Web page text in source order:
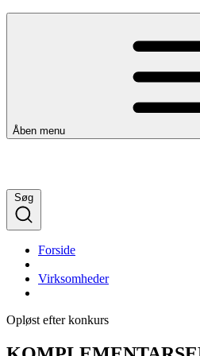
Åben menu
Søg
Forside
Virksomheder
Opløst efter konkurs